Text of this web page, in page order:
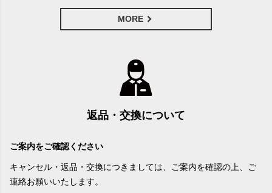
MORE
返品・交換について
ご案内をご確認ください
キャンセル・返品・交換につきましては、ご案内を確認の上、ご
連絡お願いいたします。